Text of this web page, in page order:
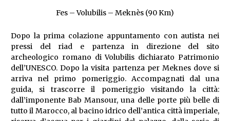
Fes – Volubilis – Meknès (90 Km)
Dopo la prima colazione appuntamento con autista nei
pressi del riad e partenza in direzione del sito
archeologico romano di Volubilis dichiarato Patrimonio
dell’UNESCO. Dopo la visita partenza per Meknes dove si
arriva nel primo pomeriggio. Accompagnati dal una
guida, si trascorre il pomeriggio visitando la città:
dall’imponente Bab Mansour, una delle porte più belle di
tutto il Marocco, al bacino idrico dell’antica città imperiale,